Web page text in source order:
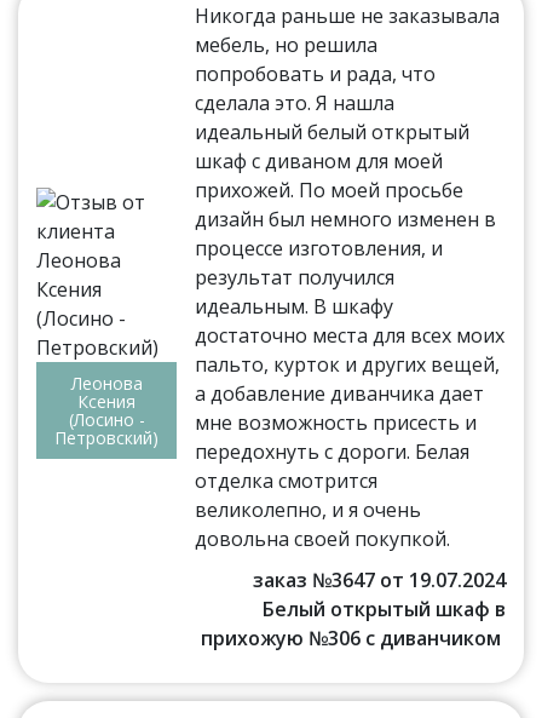
Леонова
Ксения
(Лосино -
Петровский)
Никогда раньше не заказывала
мебель, но решила
попробовать и рада, что
сделала это. Я нашла
идеальный белый открытый
шкаф с диваном для моей
прихожей. По моей просьбе
дизайн был немного изменен в
процессе изготовления, и
результат получился
идеальным. В шкафу
достаточно места для всех моих
пальто, курток и других вещей,
а добавление диванчика дает
мне возможность присесть и
передохнуть с дороги. Белая
отделка смотрится
великолепно, и я очень
довольна своей покупкой.
заказ №3647 от 19.07.2024
Белый открытый шкаф в
прихожую №306 с диванчиком